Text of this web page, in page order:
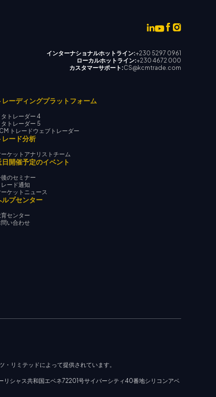
インターナショナルホットライン:+230 5297 0961
ローカルホットライン:+230 4672 000
カスタマーサポート:CS@kcmtrade.com
レーディングプラットフォーム
タトレーダー 4
タトレーダー 5
トレードウェブトレーダー
レード分析
ーケットアナリストチーム
日開催予定のイベント
のセミナー
レード通知
ーケットニュース
ルプセンター
センター
問い合わせ
リミテッドによって提供されています。
シャス共和国エベネ72201号サイバーシティ40番地シリコンアベ